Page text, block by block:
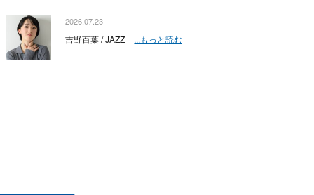
2026.07.23
吉野百葉 / JAZZ ...もっと読む